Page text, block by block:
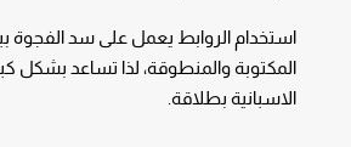
استخدام الروابط يعمل على سد الفجوة
المكتوبة والمنطوقة، لذا تساعد بشكل
الاسبانية بطلاقة.